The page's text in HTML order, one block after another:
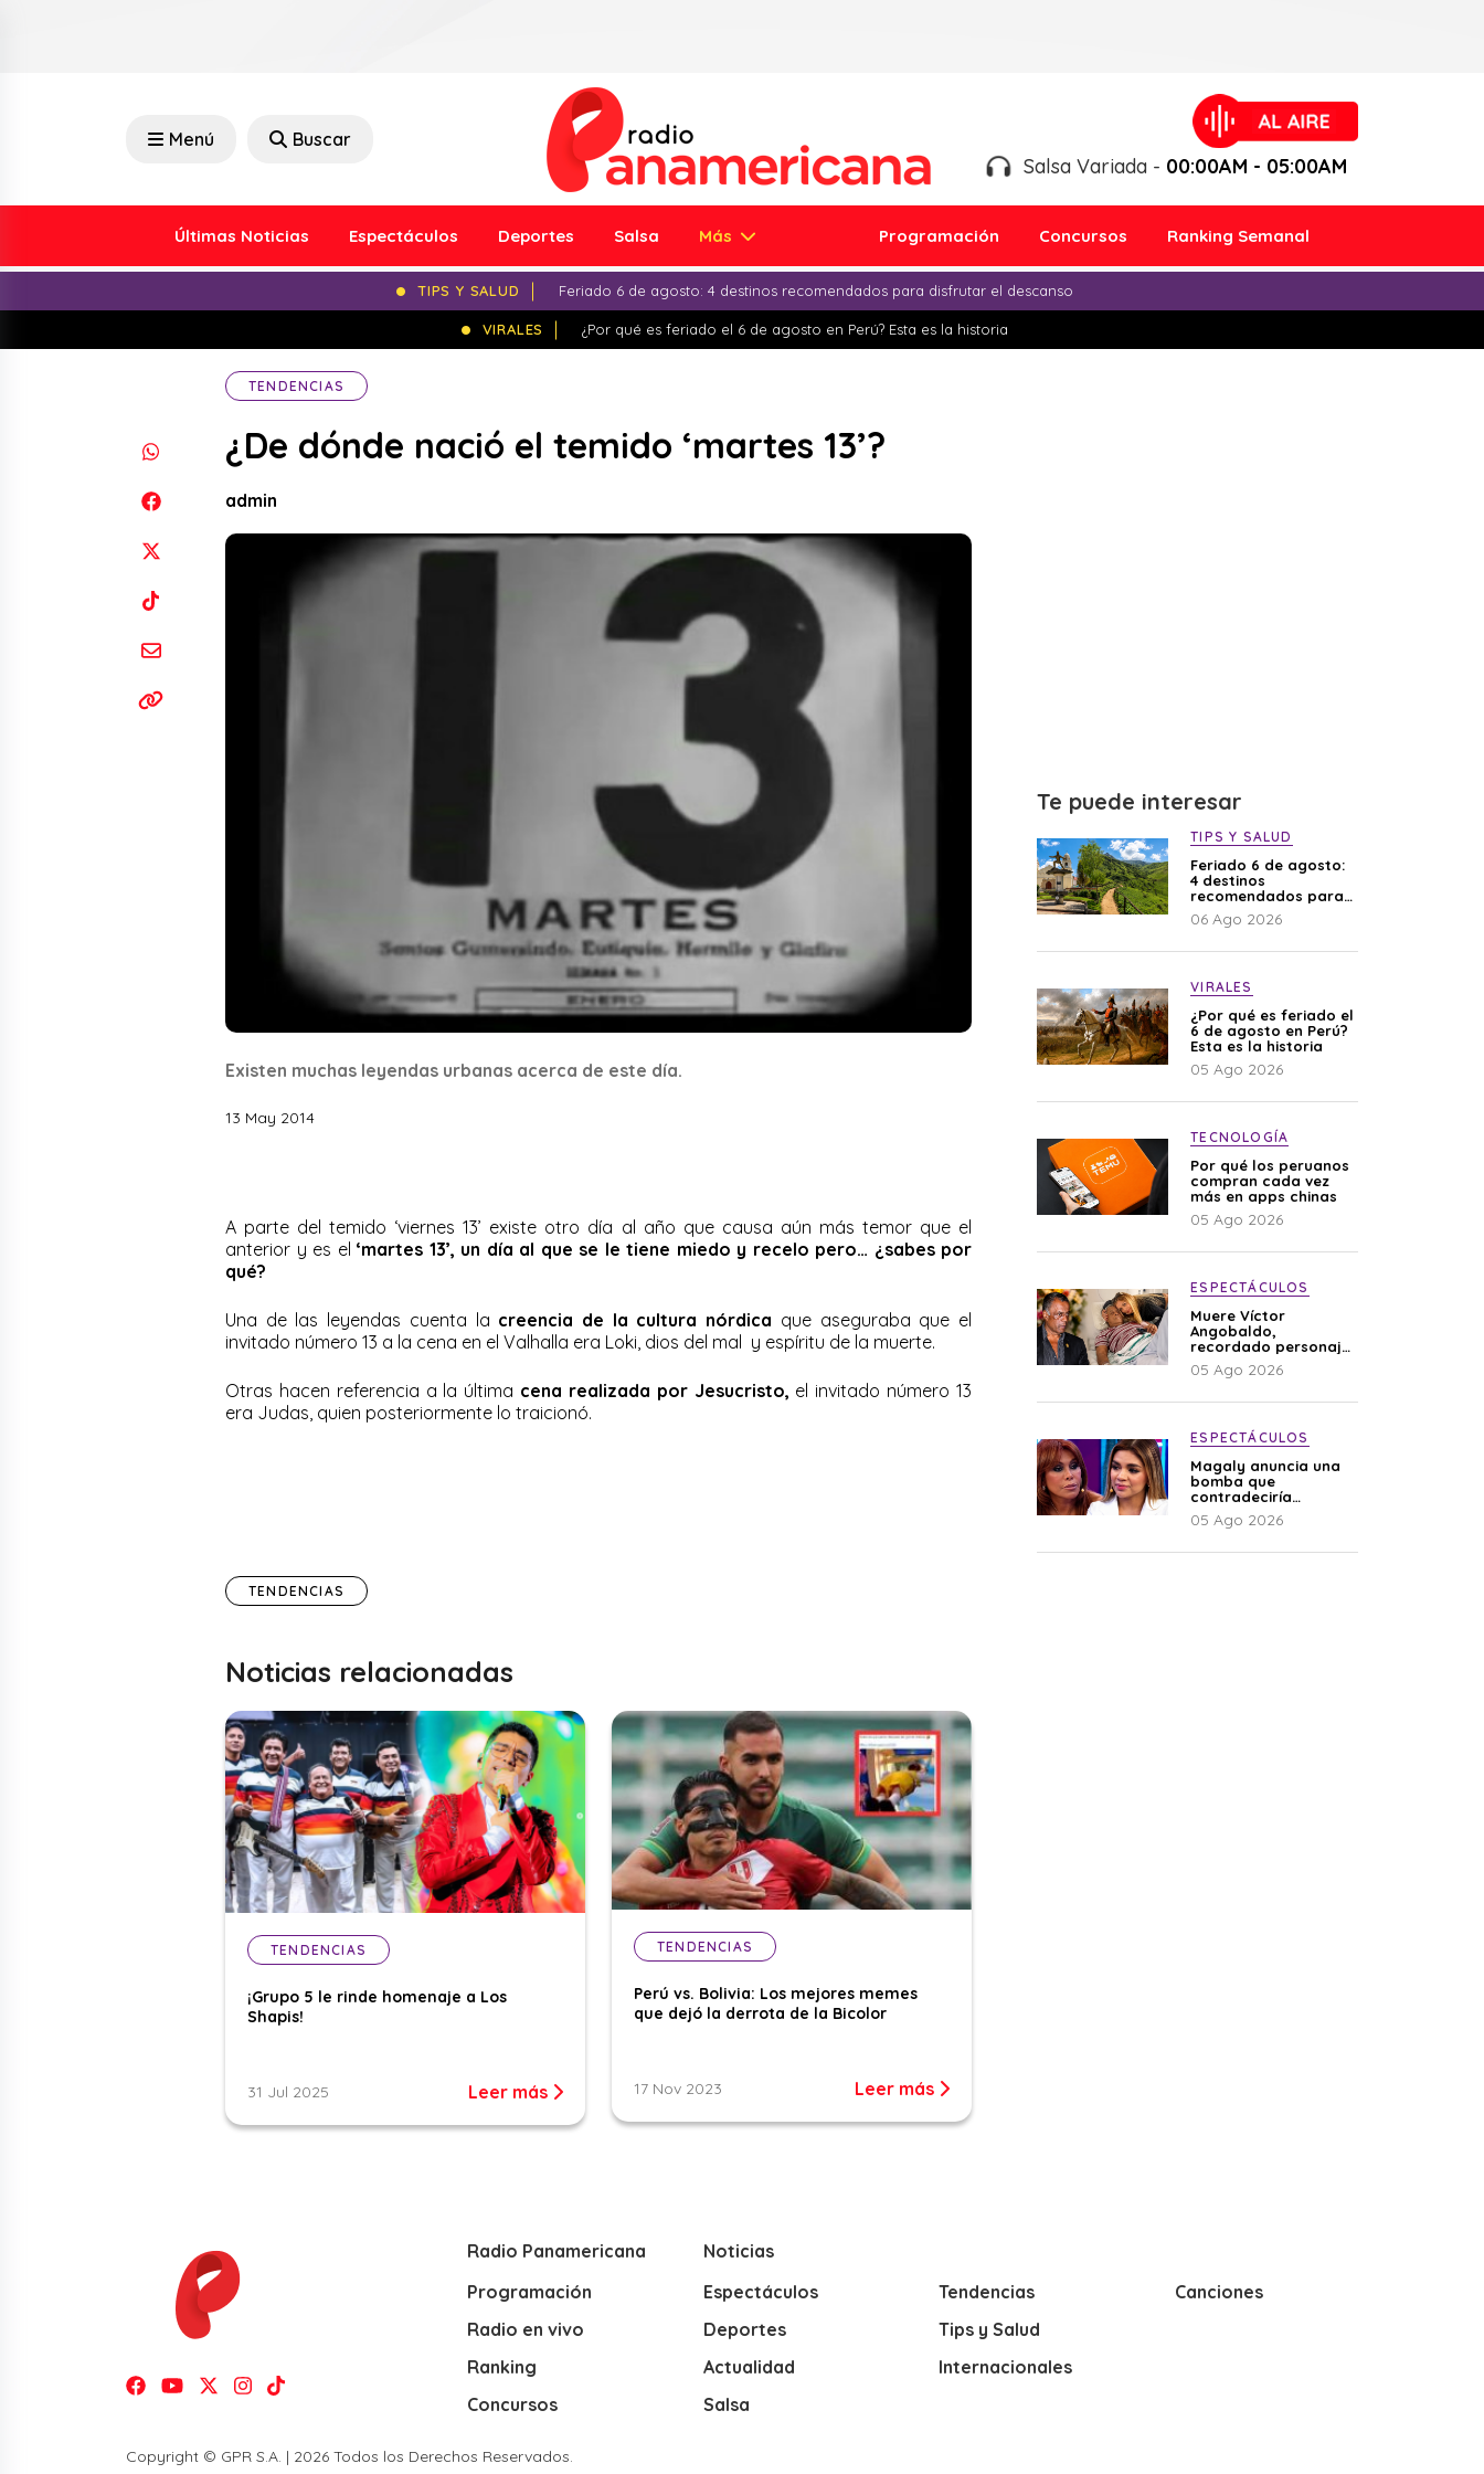
Menú Buscar
Salsa Variada - 00:00AM - 05:00AM
Últimas Noticias Espectáculos Deportes Salsa Más Programación Concursos Ranking Semanal
TIPS Y SALUD Feriado 6 de agosto: 4 destinos recomendados para disfrutar el descanso
VIRALES ¿Por qué es feriado el 6 de agosto en Perú? Esta es la historia
TENDENCIAS
¿De dónde nació el temido ‘martes 13’?
admin
Existen muchas leyendas urbanas acerca de este día.
13 May 2014
A parte del temido ‘viernes 13’ existe otro día al año que causa aún más temor que el
anterior y es el ‘martes 13’, un día al que se le tiene miedo y recelo pero… ¿sabes por
qué?
Una de las leyendas cuenta la creencia de la cultura nórdica que aseguraba que el
invitado número 13 a la cena en el Valhalla era Loki, dios del mal y espíritu de la muerte.
Otras hacen referencia a la última cena realizada por Jesucristo, el invitado número 13
era Judas, quien posteriormente lo traicionó.
TENDENCIAS
Noticias relacionadas
TENDENCIAS
¡Grupo 5 le rinde homenaje a Los
Shapis!
31 Jul 2025 Leer más
TENDENCIAS
Perú vs. Bolivia: Los mejores memes
que dejó la derrota de la Bicolor
17 Nov 2023 Leer más
Te puede interesar
TIPS Y SALUD
Feriado 6 de agosto:
4 destinos
recomendados para
disfrutar el descanso
06 Ago 2026
VIRALES
¿Por qué es feriado el
6 de agosto en Perú?
Esta es la historia
05 Ago 2026
TECNOLOGÍA
Por qué los peruanos
compran cada vez
más en apps chinas
05 Ago 2026
ESPECTÁCULOS
Muere Víctor
Angobaldo,
recordado personaje
de la farándula y
expareja de Shirley
05 Ago 2026
ESPECTÁCULOS
Magaly anuncia una
bomba que
contradeciría
comunicado de La
Bella Luz: “Hay un
05 Ago 2026
Radio Panamericana
Programación
Radio en vivo
Ranking
Concursos
Noticias
Espectáculos
Deportes
Actualidad
Salsa
Tendencias
Tips y Salud
Internacionales
Canciones
Copyright © GPR S.A. | 2026 Todos los Derechos Reservados.